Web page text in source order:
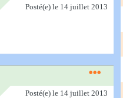
Posté(e) le 14 juillet 2013
Posté(e) le 14 juillet 2013